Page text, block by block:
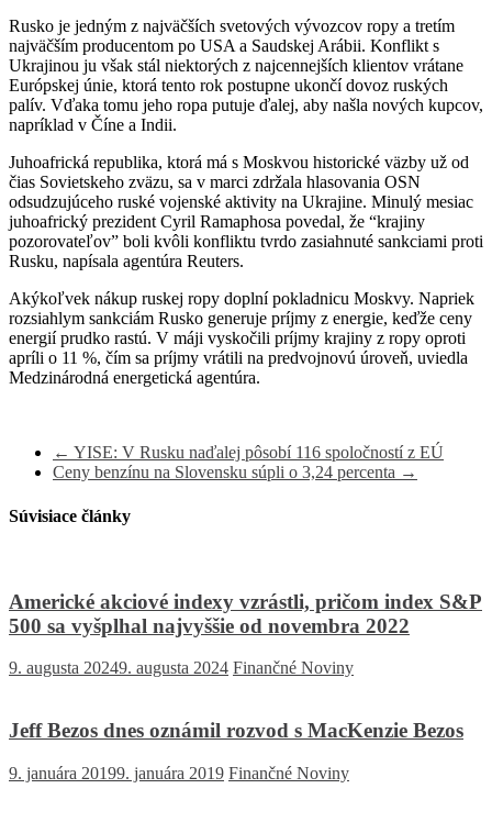
Rusko je jedným z najväčších svetových vývozcov ropy a tretím
najväčším producentom po USA a Saudskej Arábii. Konflikt s
Ukrajinou ju však stál niektorých z najcennejších klientov vrátane
Európskej únie, ktorá tento rok postupne ukončí dovoz ruských
palív. Vďaka tomu jeho ropa putuje ďalej, aby našla nových kupcov,
napríklad v Číne a Indii.
Juhoafrická republika, ktorá má s Moskvou historické väzby už od
čias Sovietskeho zväzu, sa v marci zdržala hlasovania OSN
odsudzujúceho ruské vojenské aktivity na Ukrajine. Minulý mesiac
juhoafrický prezident Cyril Ramaphosa povedal, že “krajiny
pozorovateľov” boli kvôli konfliktu tvrdo zasiahnuté sankciami proti
Rusku, napísala agentúra Reuters.
Akýkoľvek nákup ruskej ropy doplní pokladnicu Moskvy. Napriek
rozsiahlym sankciám Rusko generuje príjmy z energie, keďže ceny
energií prudko rastú. V máji vyskočili príjmy krajiny z ropy oproti
apríli o 11 %, čím sa príjmy vrátili na predvojnovú úroveň, uviedla
Medzinárodná energetická agentúra.
← YISE: V Rusku naďalej pôsobí 116 spoločností z EÚ
Ceny benzínu na Slovensku súpli o 3,24 percenta →
Súvisiace články
Americké akciové indexy vzrástli, pričom index S&P
500 sa vyšplhal najvyššie od novembra 2022
9. augusta 20249. augusta 2024 Finančné Noviny
Jeff Bezos dnes oznámil rozvod s MacKenzie Bezos
9. januára 20199. januára 2019 Finančné Noviny